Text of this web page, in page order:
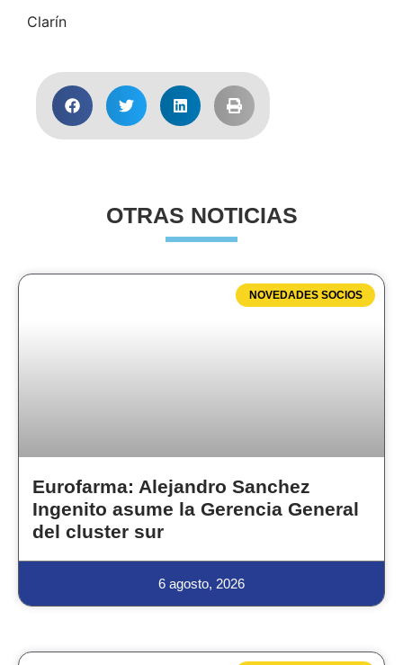
Clarín
OTRAS NOTICIAS
NOVEDADES SOCIOS
Eurofarma: Alejandro Sanchez
Ingenito asume la Gerencia General
del cluster sur
6 agosto, 2026